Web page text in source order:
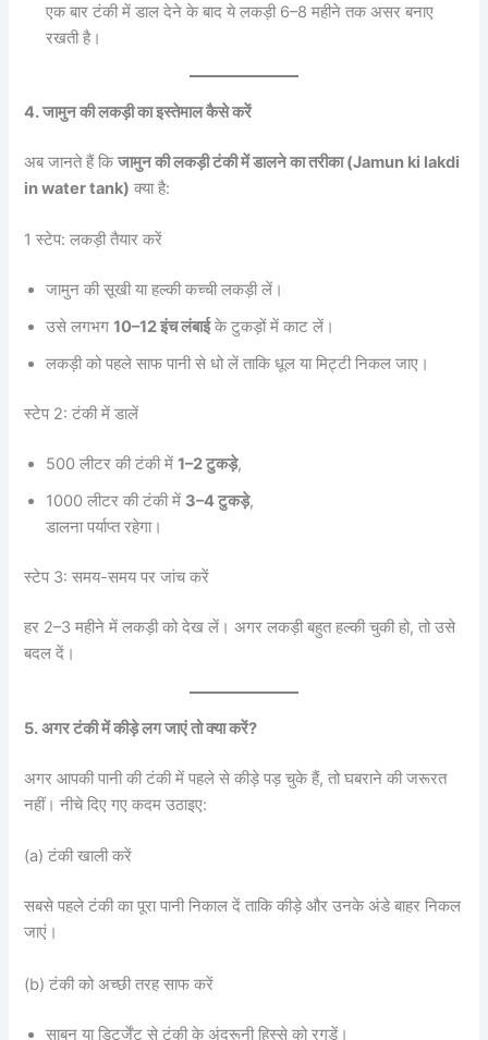
एक बार टंकी में डाल देने के बाद ये लकड़ी 6–8 महीने तक असर बनाए
रखती है।
4. जामुन की लकड़ी का इस्तेमाल कैसे करें
अब जानते हैं किजामुन की लकड़ी टंकी में डालने का तरीका (Jamun ki lakdi
in water tank) क्या है:
1 स्टेप: लकड़ी तैयार करें
जामुन की सूखी या हल्की कच्ची लकड़ी लें।
उसे लगभग10–12 इंच लंबाईके टुकड़ों में काट लें।
लकड़ी को पहले साफ पानी से धो लें ताकि धूल या मिट्टी निकल जाए।
स्टेप 2: टंकी में डालें
500 लीटर की टंकी में1–2 टुकड़े,
1000 लीटर की टंकी में 3–4 टुकड़े,
डालना पर्याप्त रहेगा।
स्टेप 3: समय-समय पर जांच करें
हर 2–3 महीने में लकड़ी को देख लें। अगर लकड़ी बहुत हल्की चुकी हो, तो उसे
बदल दें।
5. अगर टंकी में कीड़े लग जाएं तो क्या करें?
अगर आपकी पानी की टंकी में पहले से कीड़े पड़ चुके हैं, तो घबराने की जरूरत
नहीं। नीचे दिए गए कदम उठाइए:
(a) टंकी खाली करें
सबसे पहले टंकी का पूरा पानी निकाल दें ताकि कीड़े और उनके अंडे बाहर निकल
जाएं।
(b) टंकी को अच्छी तरह साफ करें
साबुन या डिटर्जेंट से टंकी के अंदरूनी हिस्से को रगड़ें।